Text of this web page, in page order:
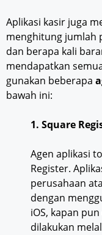
Aplikasi kasir juga
menghitung jumlah
dan berapa kali
mendapatkan
gunakan beberapa
bawah ini:
1. Square
Agen aplikasi
Register.
perusahaan
dengan
iOS, kapan
dilakukan